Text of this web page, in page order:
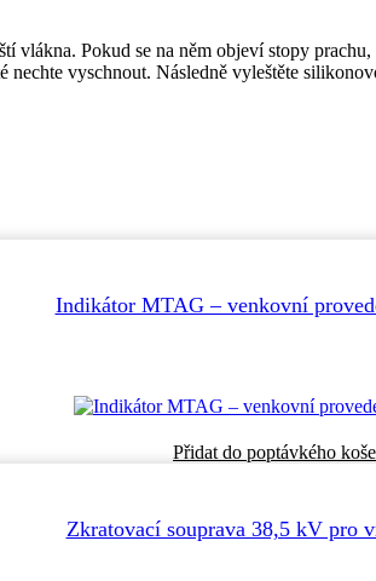
vlákna. Pokud se na něm objeví stopy
vyschnout. Následně vyleštěte
Indikátor MTAG – venkovní
Přidat do poptávkého koše
Zkratovací souprava 38,5 kV pro